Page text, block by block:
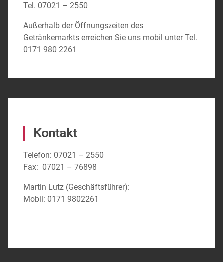
Tel. 07021 – 2550
Außerhalb der Öffnungszeiten des
Getränkemarkts erreichen Sie uns mobil unter Tel.
0171 980 2261
Kontakt
Telefon: 07021 – 2550
Fax: 07021 – 76898
Martin Lutz (Geschäftsführer):
Mobil: 0171 9802261